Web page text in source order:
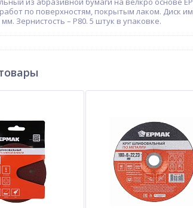
по поверхностям, покрытым лаком. Диск
Зернистость – P80. 5 штук в упаковке.